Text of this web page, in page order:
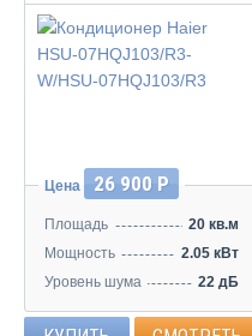
Цена 26 900 Р
Площадь
20 кв.м
Мощность
2.05 кВт
Уровень шума
22 дБ